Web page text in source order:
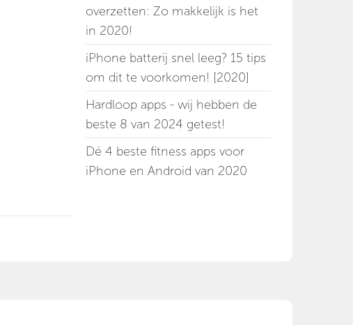
overzetten: Zo makkelijk is het
in 2020!
iPhone batterij snel leeg? 15 tips
om dit te voorkomen! [2020]
Hardloop apps - wij hebben de
beste 8 van 2024 getest!
Dé 4 beste fitness apps voor
iPhone en Android van 2020